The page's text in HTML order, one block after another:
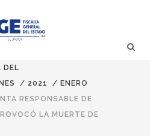
DEL
/ 2021 / ENERO
RESPONSABLE DE
LA MUERTE DE